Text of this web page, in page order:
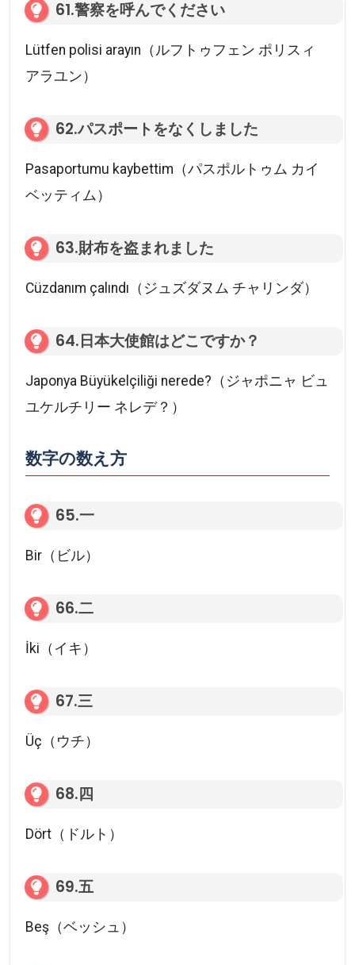
61.警察を呼んでください
Lütfen polisi arayın（ルフトゥフェン ポリスィ
アラユン）
62.パスポートをなくしました
Pasaportumu kaybettim（パスポルトゥム カイ
ベッティム）
63.財布を盗まれました
Cüzdanım çalındı（ジュズダヌム チャリンダ）
64.日本大使館はどこですか？
Japonya Büyükelçiliği nerede?（ジャポニャ ビュ
ユケルチリー ネレデ？）
数字の数え方
65.一
Bir（ビル）
66.二
İki（イキ）
67.三
Üç（ウチ）
68.四
Dört（ドルト）
69.五
Beş（ベッシュ）